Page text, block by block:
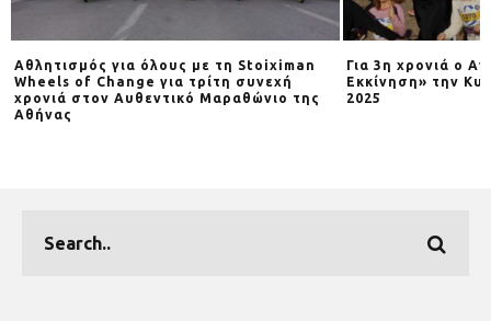
Αθλητισμός για όλους με τη Stoiximan
Wheels of Change για τρίτη συνεχή
χρονιά στον Αυθεντικό Μαραθώνιο της
Αθήνας
Για 3η χρονιά o
Εκκίνηση» την
2025